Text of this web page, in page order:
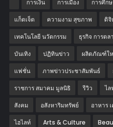
การเงิน การเมือง การศึก
แก็ตเจ็ต ความงาม สุขภาพ ดิจิ
เทคโนโลยี นวัตกรรม ธุรกิจ การตล
บันเทิง ปฏิทินข่าว ผลิตภัณฑ์ใ
แฟชั่น ภาพข่าวประชาสัมพันธ์
ราชการ สมาคม มูลนิธิ รีวิว ไล
สังคม อสังหาริมทรัพย์ อาหาร
ไฮไลท์ Arts & Culture